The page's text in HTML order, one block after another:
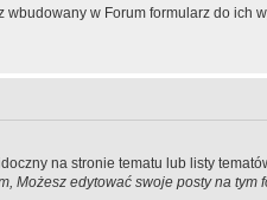
w Forum formularz do ich
na stronie tematu lub listy
Możesz edytować swoje posty na tym